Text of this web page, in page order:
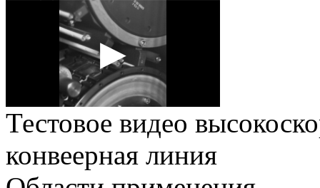
Тестовое видео
конвеерная линия